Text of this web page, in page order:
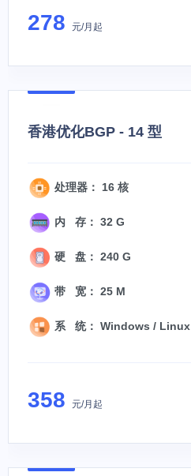
278 元/月起
香港优化BGP - 14 型
处理器： 16 核
内 存： 32 G
硬 盘： 240 G
带 宽： 25 M
系 统： Windows / Linux
358 元/月起